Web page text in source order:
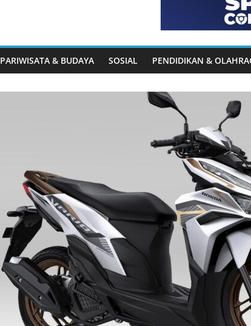
PARIWISATA & BUDAYA SOSIAL PENDIDIKAN &